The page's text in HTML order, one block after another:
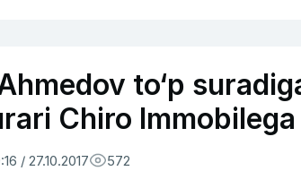
to‘p
Chiro
/ 27.10.2017 572